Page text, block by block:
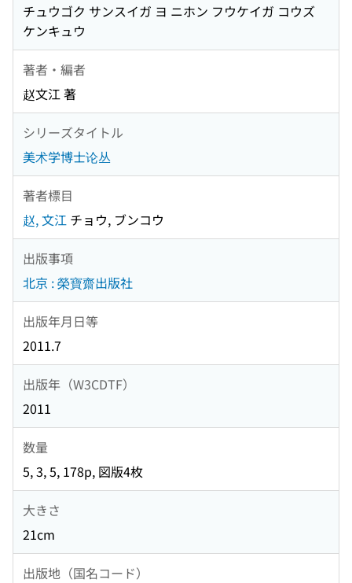
チュウゴク サンスイガ ヨ ニホン フウケイガ コウズ
ケンキュウ
著者・編者
赵文江 著
シリーズタイトル
美术学博士论丛
著者標目
赵, 文江 チョウ, ブンコウ
出版事項
北京 : 榮寶齋出版社
出版年月日等
2011.7
出版年（W3CDTF）
2011
数量
5, 3, 5, 178p, 図版4枚
大きさ
21cm
出版地（国名コード）